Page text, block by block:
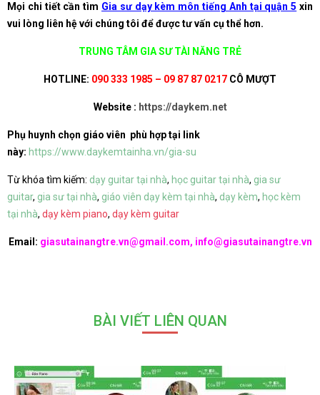
Mọi chi tiết cần tìm Gia sư dạy kèm môn tiếng Anh tại quận 5 xin
vui lòng liên hệ với chúng tôi để được tư vấn cụ thể hơn.
TRUNG TÂM GIA SƯ TÀI NĂNG TRẺ
HOTLINE: 090 333 1985 – 09 87 87 0217 CÔ MƯỢT
Website : https://daykem.net
Phụ huynh chọn giáo viên phù hợp tại link
này: https://www.daykemtainha.vn/gia-su
Từ khóa tìm kiếm: dạy guitar tại nhà, học guitar tại nhà, gia sư
guitar, gia sư tại nhà, giáo viên dạy kèm tại nhà, dạy kèm, học kèm
tại nhà, dạy kèm piano, dạy kèm guitar
Email: giasutainangtre.vn@gmail.com, info@giasutainangtre.vn
BÀI VIẾT LIÊN QUAN